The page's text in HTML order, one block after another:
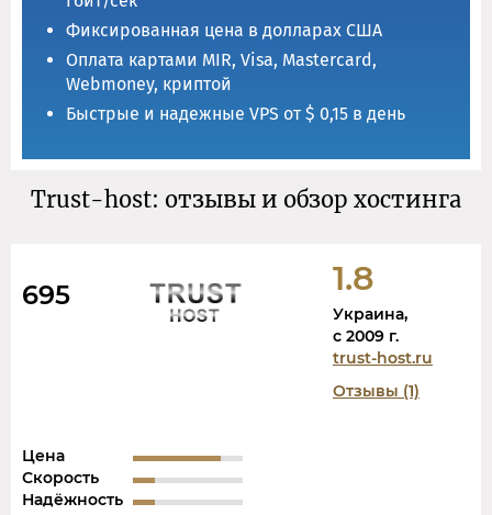
Фиксированная цена в долларах США
Оплата картами MIR, Visa, Mastercard,
Webmoney, криптой
Быстрые и надежные VPS от $ 0,15 в день
Trust-host: отзывы и обзор хостинга
695 1.8
Украина,
c 2009 г.
trust-host.ru
Отзывы (1)
Цена
Скорость
Надёжность